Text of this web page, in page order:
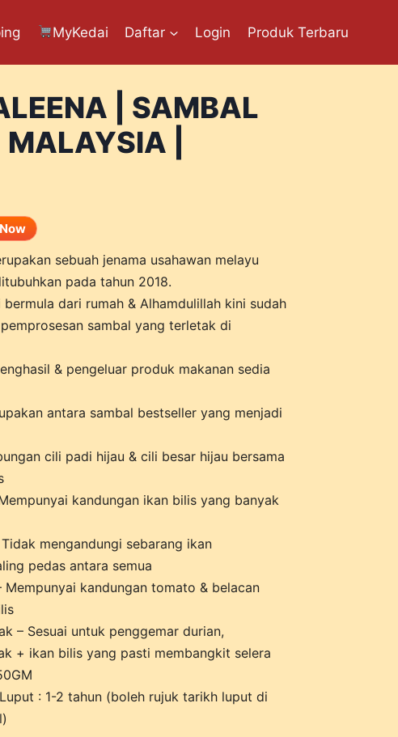
MyKedai Daftar Login Produk Terbaru
| SAMBAL
|
sebuah jenama usahawan melayu
pada tahun 2018.
bermula dari rumah & Alhamdulillah kini sudah
sambal yang terletak di
& pengeluar produk makanan sedia
antara sambal bestseller yang menjadi
cili padi hijau & cili besar hijau bersama
kandungan ikan bilis yang banyak
mengandungi sebarang ikan
pedas antara semua
Mempunyai kandungan tomato & belacan
– Sesuai untuk penggemar durian,
+ ikan bilis yang pasti membangkit selera
: 1-2 tahun (boleh rujuk tarikh luput di